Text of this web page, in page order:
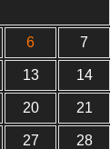
6 7
13 14
20 21
27 28